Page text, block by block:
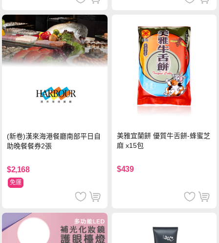
(新卷)漢來海港餐廳南部平日自
助晚餐餐券2張
$2,168
免運
美雅宜蘭餅 優質牛舌餅-蜂蜜芝
麻 x15包
$439